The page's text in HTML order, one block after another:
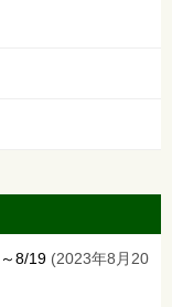
8/19 2023年8月20